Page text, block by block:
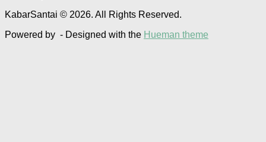
KabarSantai © 2026. All Rights Reserved.
Powered by - Designed with the Hueman theme